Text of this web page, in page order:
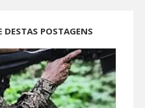
DESTAS POSTAGENS